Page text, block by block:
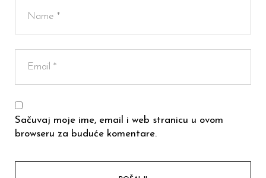
Sačuvaj moje ime, email i web stranicu u ovom
browseru za buduće komentare.